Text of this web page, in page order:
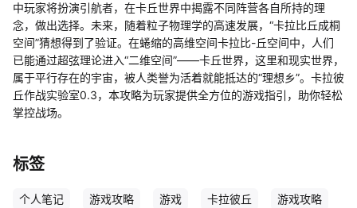
中玩家将扮演引航者，在卡丘世界中揭露不同阵营各自所持的理
念，做出选择。未来，随着粒子物理学的高速发展，“卡拉比丘成桐
空间”猜想得到了验证。在蜷缩的高维空间卡拉比-丘空间中，人们
已能通过超弦理论进入“二维空间”——卡丘世界，这里和现实世界，
属于平行存在的宇宙，被人类誉为活着就能抵达的“理想乡”。卡拉彼
丘作战实验室0.3，本攻略为玩家提供全方位的游戏指引，助你轻松
掌控战场。
标签
个人笔记 游戏攻略 游戏 卡拉彼丘 游戏攻略